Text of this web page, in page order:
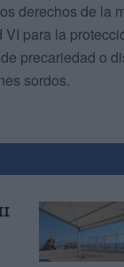
derechos de la
para la
precariedad o
sordos.